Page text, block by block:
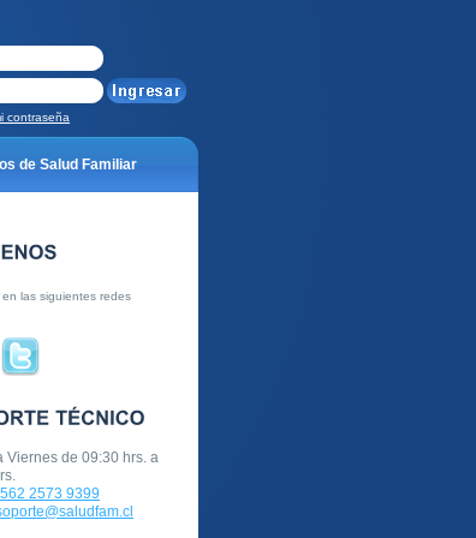
contraseña
de Salud Familiar
2017
en las siguientes redes
Viernes de 09:30 hrs. a
2573 9399